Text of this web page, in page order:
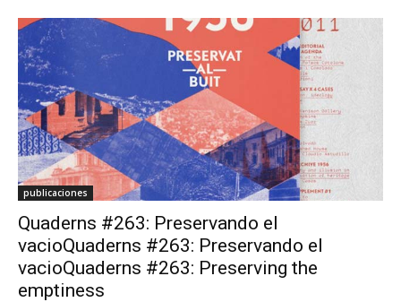
publicaciones
Quaderns #263: Preservando el
vacioQuaderns #263: Preservando el
vacioQuaderns #263: Preserving the
emptiness